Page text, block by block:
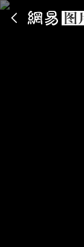
App内打开